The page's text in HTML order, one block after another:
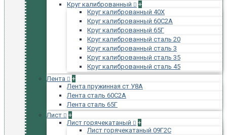
Круг калиброванный
+
Круг калиброванный 40Х
Круг калиброванный 60С2А
Круг калиброванный 65Г
Круг калиброванный сталь 20
Круг калиброванный сталь 3
Круг калиброванный сталь 35
Круг калиброванный сталь 45
Лента
+
Лента пружинная ст У8А
Лента сталь 60С2А
Лента сталь 65Г
Лист
+
Лист горячекатаный
+
Лист горячекатаный 09Г2С